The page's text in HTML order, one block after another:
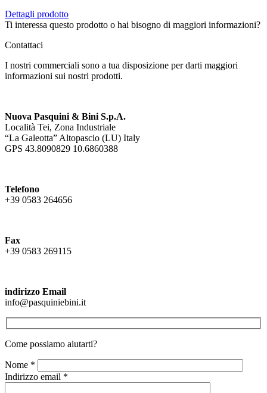
Dettagli prodotto
Ti interessa questo prodotto o hai bisogno di maggiori informazioni?
Contattaci
I nostri commerciali sono a tua disposizione per darti maggiori
informazioni sui nostri prodotti.
Nuova Pasquini & Bini S.p.A.
Località Tei, Zona Industriale
“La Galeotta” Altopascio (LU) Italy
GPS 43.8090829 10.6860388
Telefono
+39 0583 264656
Fax
+39 0583 269115
indirizzo Email
info@pasquiniebini.it
Come possiamo aiutarti?
Nome *
Indirizzo email *